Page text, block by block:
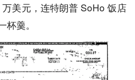
美元，连特朗普 SoHo 饭店
羹。